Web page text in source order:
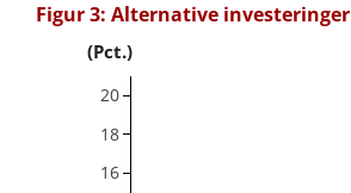
Figur 3: Alternative investeringer
16
18
20
(Pct.)